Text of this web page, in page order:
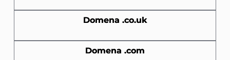
Domena .co.uk
Domena .com